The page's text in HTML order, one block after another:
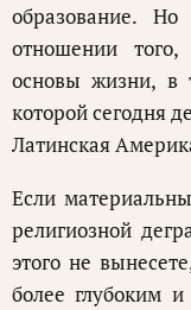
образование.
отношении
основы жизни, в
которой сегодня
Латинская
Если
религиозной
этого не
более глубоким